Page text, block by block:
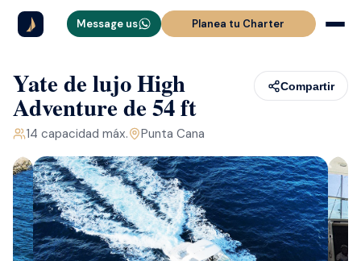
Message us Planea tu Charter
Yate de lujo High
Adventure de 54 ft
14 capacidad máx. Punta Cana
Compartir